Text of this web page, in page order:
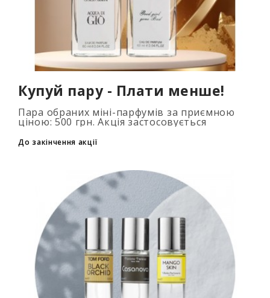
Купуй пару - Плати менше!
Пара обраних міні-парфумів за приємною
ціною: 500 грн. Акція застосовується
флаконів у кошик. Кількість товарів
обмежена..
До закінчення акції